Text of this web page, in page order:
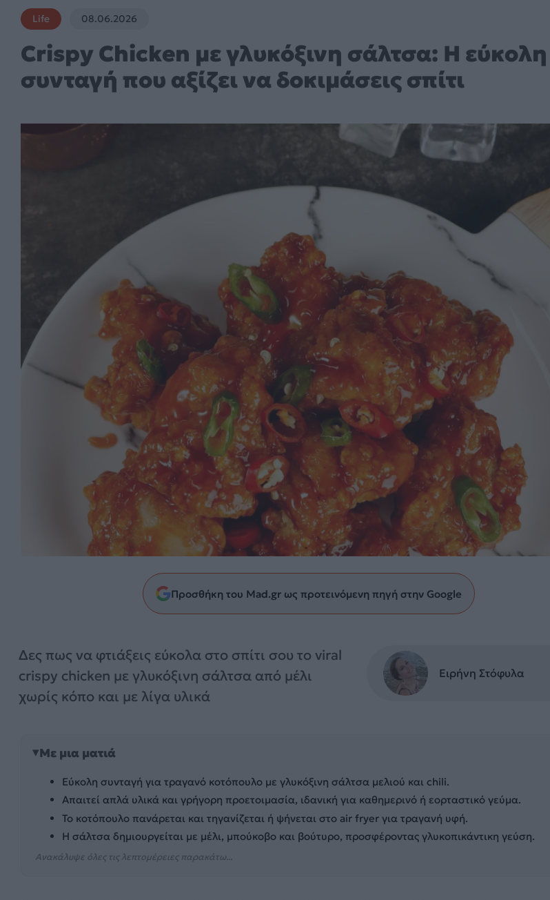
Life 08.06.2026
Crispy Chicken με γλυκόξινη σάλτσα: H εύκολη
συνταγή που αξίζει να δοκιμάσεις σπίτι
Προσθήκη του Mad.gr ως προτεινόμενη πηγή στην Google
Δες πως να φτιάξεις εύκολα στο σπίτι σου το viral
crispy chicken με γλυκόξινη σάλτσα από μέλι
χωρίς κόπο και με λίγα υλικά
Ειρήνη Στόφυλα
Με μια ματιά
Εύκολη συνταγή για τραγανό κοτόπουλο με γλυκόξινη σάλτσα μελιού και chili.
Απαιτεί απλά υλικά και γρήγορη προετοιμασία, ιδανική για καθημερινό ή εορταστικό γεύμα.
Το κοτόπουλο πανάρεται και τηγανίζεται ή ψήνεται στο air fryer για τραγανή υφή.
Η σάλτσα δημιουργείται με μέλι, μπούκοβο και βούτυρο, προσφέροντας γλυκοπικάντικη γεύση.
Ανακάλυψε όλες τις λεπτομέρειες παρακάτω...